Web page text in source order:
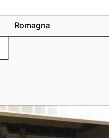
Romagna